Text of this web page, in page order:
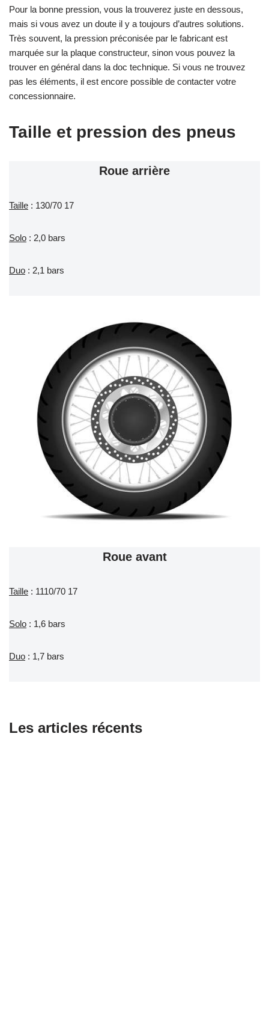
Pour la bonne pression, vous la trouverez juste en dessous,
mais si vous avez un doute il y a toujours d’autres solutions.
Très souvent, la pression préconisée par le fabricant est
marquée sur la plaque constructeur, sinon vous pouvez la
trouver en général dans la doc technique. Si vous ne trouvez
pas les éléments, il est encore possible de contacter votre
concessionnaire.
Taille et pression des pneus
Roue arrière
Taille : 130/70 17
Solo : 2,0 bars
Duo : 2,1 bars
Roue avant
Taille : 1110/70 17
Solo : 1,6 bars
Duo : 1,7 bars
Les articles récents